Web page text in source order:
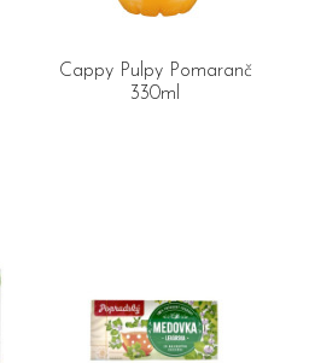
Cappy Pulpy Pomaranč
330ml